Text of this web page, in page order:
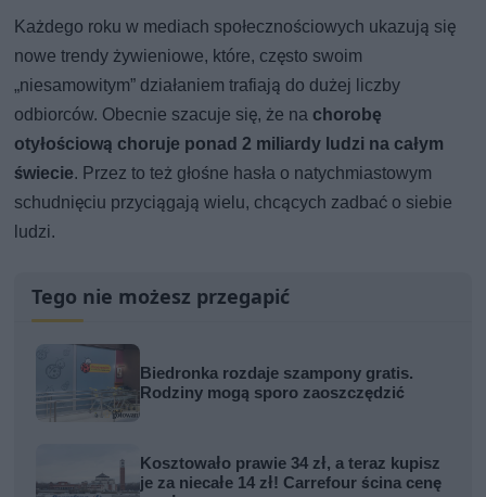
Każdego roku w mediach społecznościowych ukazują się
nowe trendy żywieniowe, które, często swoim
„niesamowitym” działaniem trafiają do dużej liczby
odbiorców. Obecnie szacuje się, że na chorobę
otyłościową choruje ponad 2 miliardy ludzi na całym
świecie. Przez to też głośne hasła o natychmiastowym
schudnięciu przyciągają wielu, chcących zadbać o siebie
ludzi.
Tego nie możesz przegapić
Biedronka rozdaje szampony gratis.
Rodziny mogą sporo zaoszczędzić
Kosztowało prawie 34 zł, a teraz kupisz
je za niecałe 14 zł! Carrefour ścina cenę